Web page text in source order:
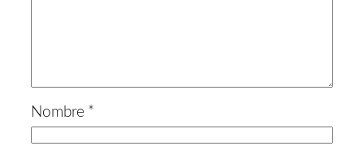
Nombre *